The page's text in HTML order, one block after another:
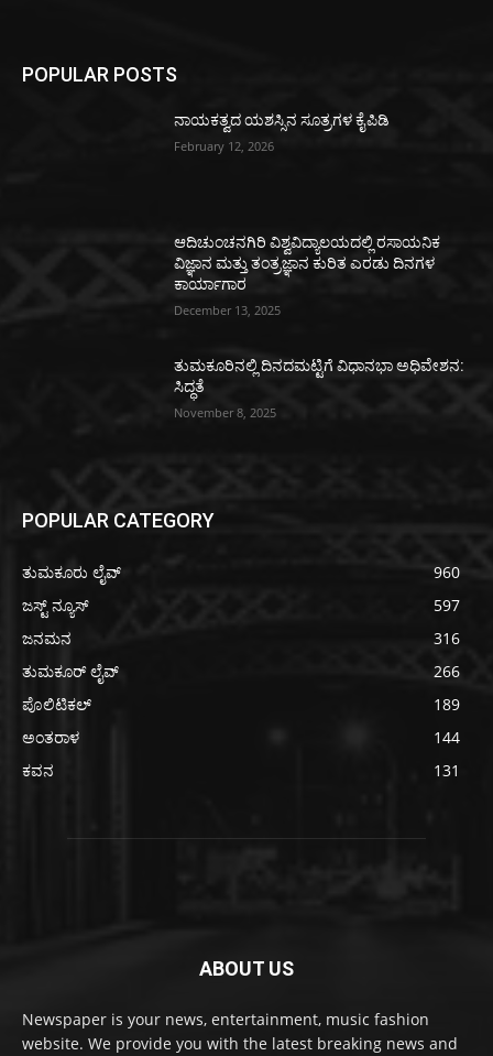
POPULAR POSTS
ನಾಯಕತ್ವದ ಯಶಸ್ಸಿನ ಸೂತ್ರಗಳ ಕೈಪಿಡಿ
February 12, 2026
ಆದಿಚುಂಚನಗಿರಿ ವಿಶ್ವವಿದ್ಯಾಲಯದಲ್ಲಿ ರಸಾಯನಿಕ
ವಿಜ್ಞಾನ ಮತ್ತು ತಂತ್ರಜ್ಞಾನ ಕುರಿತ ಎರಡು ದಿನಗಳ
ಕಾರ್ಯಾಗಾರ
December 13, 2025
ತುಮಕೂರಿನಲ್ಲಿ ದಿನದಮಟ್ಟಿಗೆ ವಿಧಾನಭಾ ಅಧಿವೇಶನ:
ಸಿದ್ಧತೆ
November 8, 2025
POPULAR CATEGORY
ತುಮಕೂರು ಲೈವ್
960
ಜಸ್ಟ್ ನ್ಯೂಸ್
597
ಜನಮನ
316
ತುಮಕೂರ್ ಲೈವ್
266
ಪೊಲಿಟಿಕಲ್
189
ಅಂತರಾಳ
144
ಕವನ
131
ABOUT US
Newspaper is your news, entertainment, music fashion
website. We provide you with the latest breaking news and